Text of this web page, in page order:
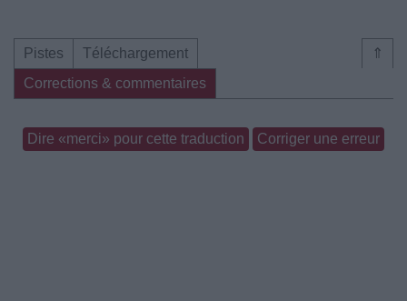
⇑
Pistes
Téléchargement
Corrections & commentaires
Dire «merci» pour cette traduction Corriger une erreur